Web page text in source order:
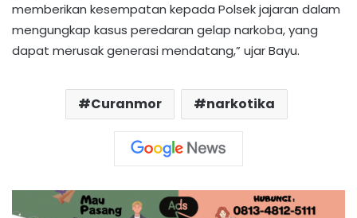
memberikan kesempatan kepada Polsek jajaran dalam
mengungkap kasus peredaran gelap narkoba, yang
dapat merusak generasi mendatang,” ujar Bayu.
Curanmor narkotika